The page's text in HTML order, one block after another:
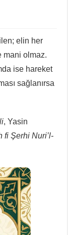
elin her
mani olmaz.
ise hareket
sağlanırsa
, Yasin
fi Şerhi Nuri’l-